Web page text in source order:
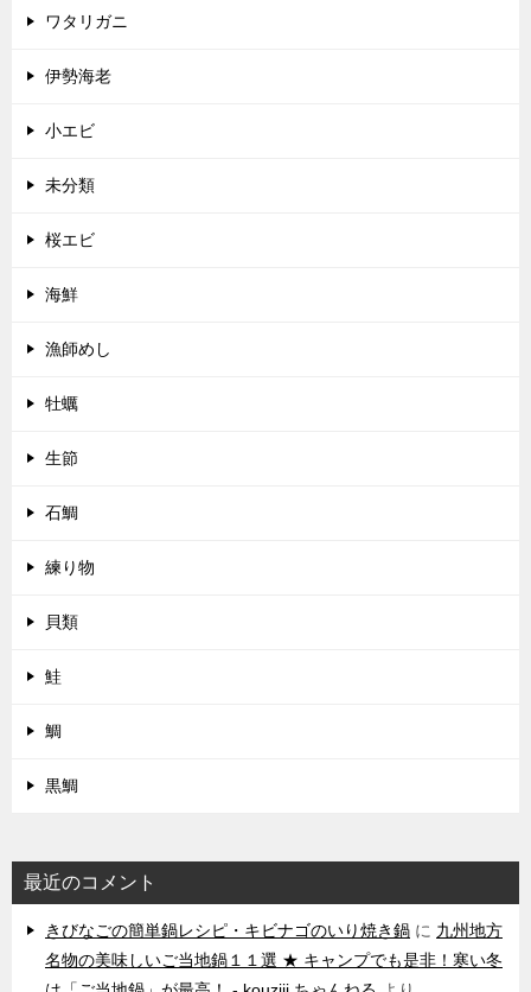
ワタリガニ
伊勢海老
小エビ
未分類
桜エビ
海鮮
漁師めし
牡蠣
生節
石鯛
練り物
貝類
鮭
鯛
黒鯛
最近のコメント
きびなごの簡単鍋レシピ・キビナゴのいり焼き鍋 に 九州地方
名物の美味しいご当地鍋１１選 ★ キャンプでも是非！寒い冬